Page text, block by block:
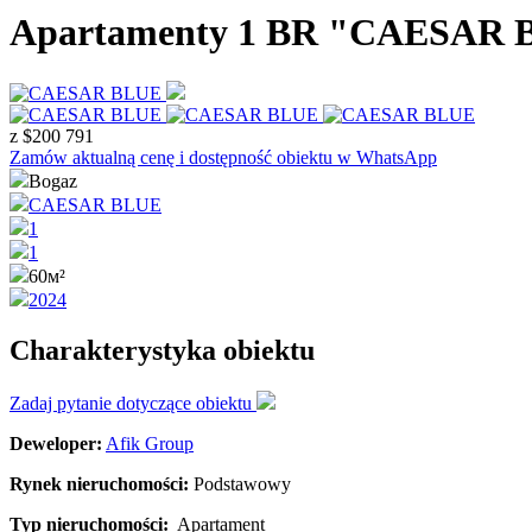
Apartamenty 1 BR "CAESAR
z $200 791
Zamów aktualną cenę i dostępność obiektu w WhatsApp
Bogaz
CAESAR BLUE
1
1
60м²
2024
Charakterystyka obiektu
Zadaj pytanie dotyczące obiektu
Deweloper: Afik Group
Rynek nieruchomości: Podstawowy
Typ nieruchomości: Apartament